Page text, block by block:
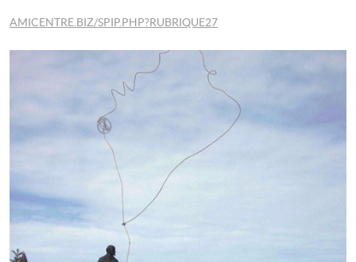
AMICENTRE.BIZ/SPIP.PHP?RUBRIQUE27